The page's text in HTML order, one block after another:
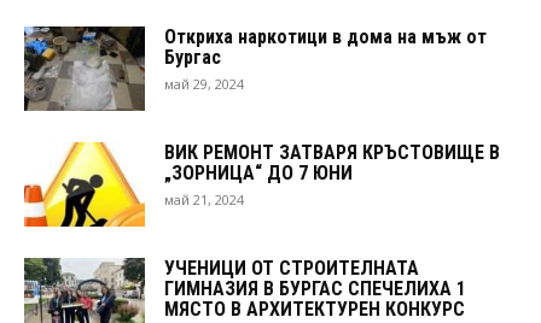
Откриха наркотици в дома на мъж от
Бургас
май 29, 2024
ВИК РЕМОНТ ЗАТВАРЯ КРЪСТОВИЩЕ В
„ЗОРНИЦА“ ДО 7 ЮНИ
май 21, 2024
УЧЕНИЦИ ОТ СТРОИТЕЛНАТА
ГИМНАЗИЯ В БУРГАС СПЕЧЕЛИХА 1
МЯСТО В АРХИТЕКТУРЕН КОНКУРС